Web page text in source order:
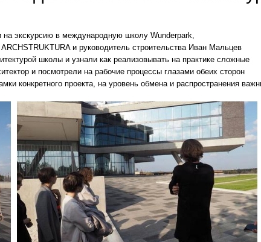
экскурсию в международную школу Wunderpark,
и руководитель строительства Иван Мальцев⁣⁣⠀
школы и узнали как реализовывать на практике сложные
и посмотрели на рабочие процессы глазами обеих сторон⁣⁣⠀
конкретного проекта, на уровень обмена и распространения